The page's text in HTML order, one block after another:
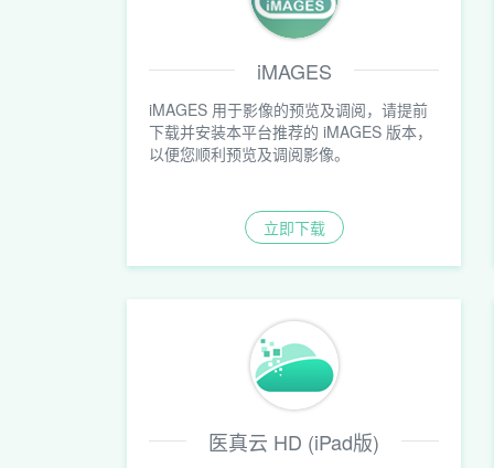
iMAGES
iMAGES 用于影像的预览及调阅，请提前
下载并安装本平台推荐的 iMAGES 版本，
以便您顺利预览及调阅影像。
立即下载
医真云 HD (iPad版)